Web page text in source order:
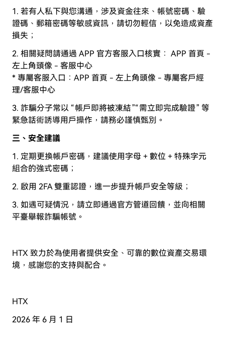
1. 若有人私下與您溝通，涉及資金往來、帳號密碼、驗
證碼、郵箱密碼等敏感資訊，請切勿輕信，以免造成資產
損失；
2. 相關疑問請通過 APP 官方客服入口核實： APP 首頁 -
左上角頭像 - 客服中心
* 專屬客服入口：APP 首頁 - 左上角頭像 - 專屬客戶經
理/客服中心
3. 詐騙分子常以 “帳戶即將被凍結”“需立即完成驗證” 等
緊急話術誘導用戶操作，請務必謹慎甄別。
三、安全建議
1. 定期更換帳戶密碼，建議使用字母 + 數位 + 特殊字元
組合的強式密碼；
2. 啟用 2FA 雙重認證，進一步提升帳戶安全等級；
3. 如遇可疑情況，請立即通過官方管道回饋，並向相關
平臺舉報詐騙帳號。
HTX 致力於為使用者提供安全、可靠的數位資產交易環
境，感謝您的支持與配合。
HTX
2026 年 6 月 1 日